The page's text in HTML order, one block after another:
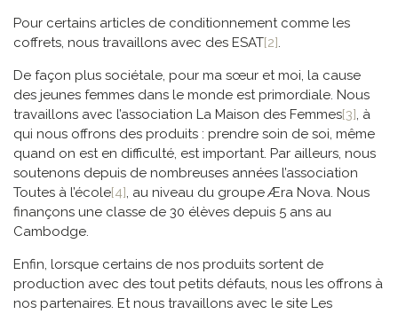
Pour certains articles de conditionnement comme les
coffrets, nous travaillons avec des ESAT[2].
De façon plus sociétale, pour ma sœur et moi, la cause
des jeunes femmes dans le monde est primordiale. Nous
travaillons avec l’association La Maison des Femmes[3], à
qui nous offrons des produits : prendre soin de soi, même
quand on est en difficulté, est important. Par ailleurs, nous
soutenons depuis de nombreuses années l’association
Toutes à l’école[4], au niveau du groupe Æra Nova. Nous
finançons une classe de 30 élèves depuis 5 ans au
Cambodge.
Enfin, lorsque certains de nos produits sortent de
production avec des tout petits défauts, nous les offrons à
nos partenaires. Et nous travaillons avec le site Les